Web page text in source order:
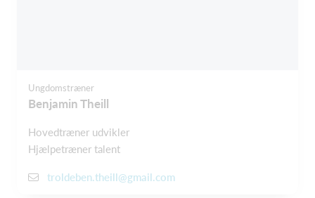
Ungdomstræner
Benjamin Theill
Hovedtræner udvikler
Hjælpetræner talent
troldeben.theill@gmail.com